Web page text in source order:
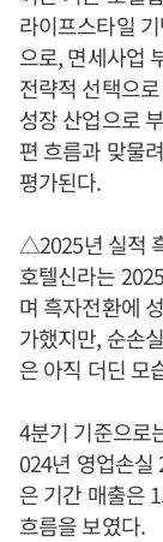
라이프스타일
으로, 면세사업
전략적 선택으
성장 산업으로
편 흐름과 맞물
평가된다.
△2025년 실적
호텔신라는
며 흑자전환에
가했지만, 순손
은 아직 더딘 모
4분기 기준으로
024년 영업손실
은 기간 매출은
흐름을 보였다.